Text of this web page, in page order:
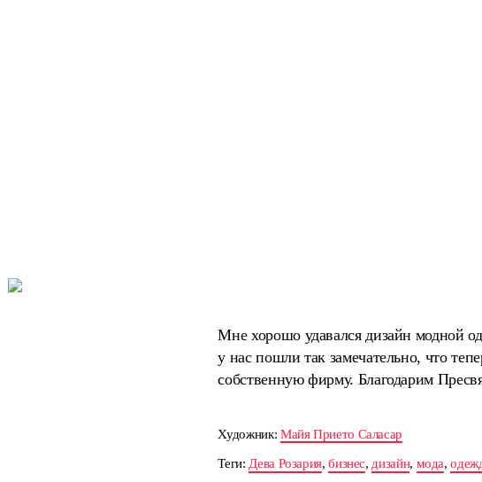
Мне хорошо удавался дизайн модной
у нас пошли так замечательно, что
собственную фирму. Благодарим
Художник: Майя Прието Саласар
Теги: Дева Розария,бизнес, дизайн, мода,